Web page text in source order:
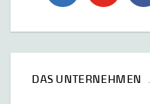
DAS UNTERNEHMEN